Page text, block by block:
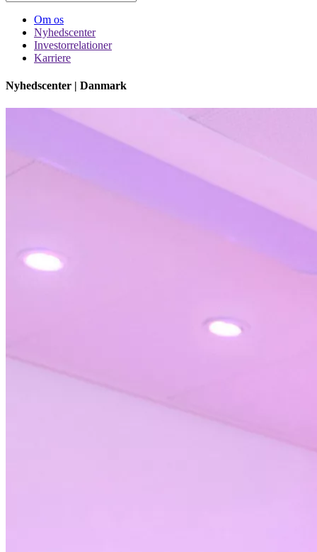
Om os
Nyhedscenter
Investorrelationer
Karriere
Nyhedscenter | Danmark